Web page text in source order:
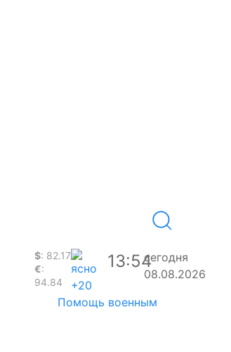
$: 82.17
€:
94.84
+20
13:54сегодня
08.08.2026
Помощь военным